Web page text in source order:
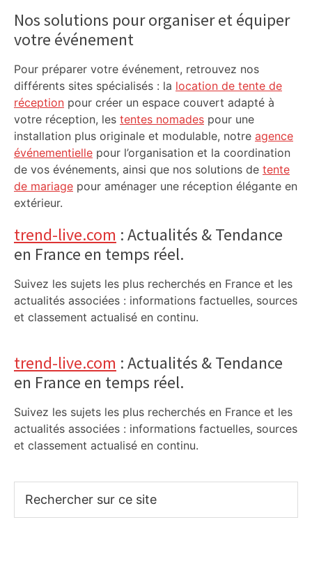
Sidebar
Nos solutions pour organiser et équiper
votre événement
Pour préparer votre événement, retrouvez nos
différents sites spécialisés : la location de tente de
réception pour créer un espace couvert adapté à
votre réception, les tentes nomades pour une
installation plus originale et modulable, notre agence
événementielle pour l’organisation et la coordination
de vos événements, ainsi que nos solutions de tente
de mariage pour aménager une réception élégante en
extérieur.
trend-live.com : Actualités & Tendance
en France en temps réel.
Suivez les sujets les plus recherchés en France et les
actualités associées : informations factuelles, sources
et classement actualisé en continu.
trend-live.com : Actualités & Tendance
en France en temps réel.
Suivez les sujets les plus recherchés en France et les
actualités associées : informations factuelles, sources
et classement actualisé en continu.
sur